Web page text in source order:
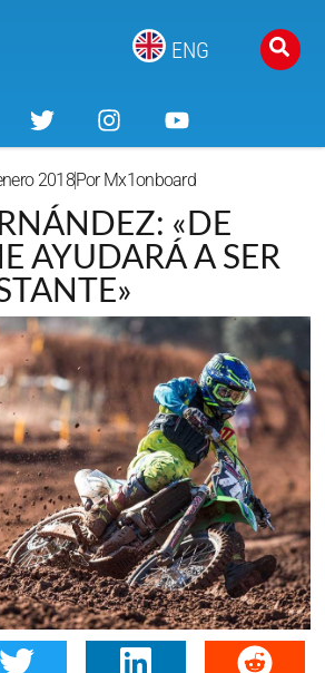
ENG
2018PorMx1onboard
«DE
AYUDARÁ A SER